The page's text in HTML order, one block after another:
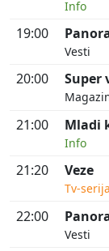
Info
19:00
Vesti
20:00 Super
21:00 Mladi
Info
21:20 Veze
Tv-
22:00
Vesti